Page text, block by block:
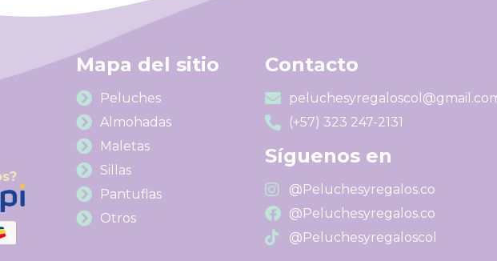
Mapa del sitio
Peluches
Almohadas
Maletas
Sillas
Pantuflas
Otros
Contacto
(+57) 323 247-2131
Síguenos en
@Peluchesyregalos.co
@Peluchesyregalos.co
@Peluchesyregaloscol